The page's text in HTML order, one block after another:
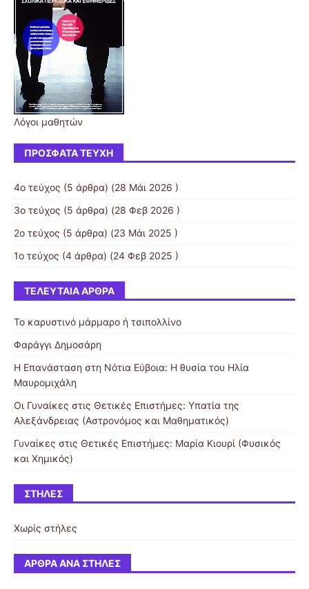
Λόγοι μαθητών
ΠΡΌΣΦΑΤΑ ΤΕΎΧΗ
4ο τεύχος (5 άρθρα) (28 Μάι 2026 )
3ο τεύχος (5 άρθρα) (28 Φεβ 2026 )
2ο τεύχος (5 άρθρα) (23 Μάι 2025 )
1ο τεύχος (4 άρθρα) (24 Φεβ 2025 )
ΤΕΛΕΥΤΑΊΑ ΆΡΘΡΑ
Το καρυστινό μάρμαρο ή τσιπολλίνο
Φαράγγι Δημοσάρη
Η Επανάσταση στη Νότια Εύβοια: Η θυσία του Ηλία
Μαυρομιχάλη
Οι Γυναίκες στις Θετικές Επιστήμες: Υπατία της
Αλεξάνδρειας (Αστρονόμος και Μαθηματικός)
Γυναίκες στις Θετικές Επιστήμες: Μαρία Κιουρί (Φυσικός
και Χημικός)
ΣΤΉΛΕΣ
Χωρίς στήλες
ΆΡΘΡΑ ΑΝΆ ΣΤΉΛΕΣ